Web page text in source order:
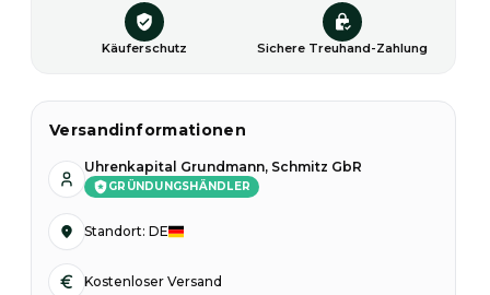
Käuferschutz Sichere Treuhand-Zahlung
Versandinformationen
Uhrenkapital Grundmann, Schmitz GbR
GRÜNDUNGSHÄNDLER
Standort: DE
Kostenloser Versand